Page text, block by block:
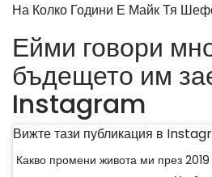
На Колко Години Е Майк Тя
Ейми говори
бъдещето им
Instagram
Вижте тази публикация в
Какво промени живота ми през